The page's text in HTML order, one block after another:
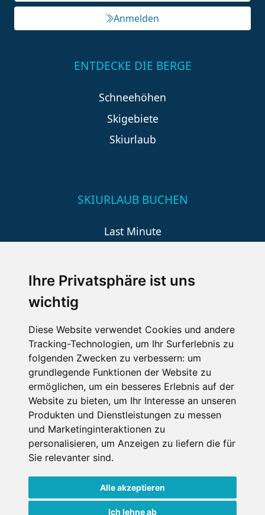
Ihre Privatsphäre ist uns
wichtig
Diese Website verwendet Cookies und andere
Tracking-Technologien, um Ihr Surferlebnis zu
folgenden Zwecken zu verbessern: um
grundlegende Funktionen der Website zu
ermöglichen, um ein besseres Erlebnis auf der
Website zu bieten, um Ihr Interesse an unseren
Produkten und Dienstleistungen zu messen
und Marketinginteraktionen zu
personalisieren, um Anzeigen zu liefern die für
Sie relevanter sind.
Alle akzeptieren
Ich lehne ab
Anmelden
ENTDECKE DIE BERGE
Schneehöhen
Skigebiete
Skiurlaub
SKIURLAUB BUCHEN
Last Minute
Wellness
SCHNEEHÖHEN SKI APP
Die Schneehoehen Ski APP für iOS und Android - Ein
Muss für alle Wintersportler und Schneefreaks!
Impressum
Datenschutz
Nutzungsbedingungen
Kontakt